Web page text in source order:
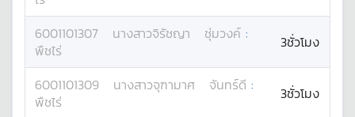
6001101307 นางสาวจิรัชญา ชุ่มวงค์ :
พืชไร่
3ชั่วโมง
6001101309 นางสาวจุฑามาศ จันทร์ดี :
พืชไร่
3ชั่วโมง